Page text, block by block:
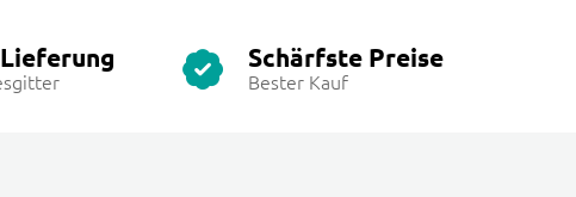
Schärfste Preise
Bester Kauf